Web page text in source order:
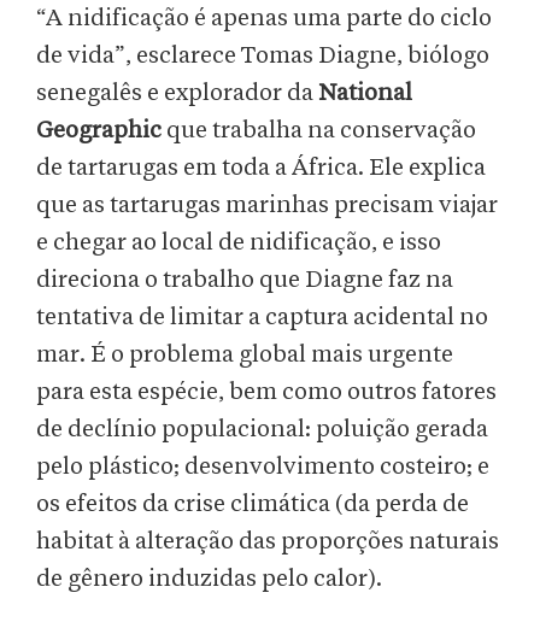
“A nidificação é apenas uma parte do ciclo
de vida”, esclarece Tomas Diagne, biólogo
senegalês e explorador da National
Geographic que trabalha na conservação
de tartarugas em toda a África. Ele explica
que as tartarugas marinhas precisam viajar
e chegar ao local de nidificação, e isso
direciona o trabalho que Diagne faz na
tentativa de limitar a captura acidental no
mar. É o problema global mais urgente
para esta espécie, bem como outros fatores
de declínio populacional: poluição gerada
pelo plástico; desenvolvimento costeiro; e
os efeitos da crise climática (da perda de
habitat à alteração das proporções naturais
de gênero induzidas pelo calor).